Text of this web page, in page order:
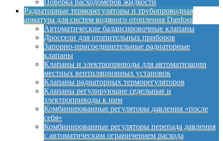
Поверка расходомеров жидкости
Радиаторные терморегуляторы и трубопроводная
арматура для систем водяного отопления Danfoss
Автоматические балансировочные клапаны
Дроссели для отопительных приборов
Запорно-присоединительные радиаторные
клапаны
Клапаны и электроприводы для автоматизации
местных вентиляционных установок
Клапаны радиаторных терморегуляторов
Клапаны регулирующие седельные и
электроприводы к ним
Комбинированные регуляторы давления «после
себя»
Комбинированные регуляторы перепада давления
с автоматическим ограничением расхода